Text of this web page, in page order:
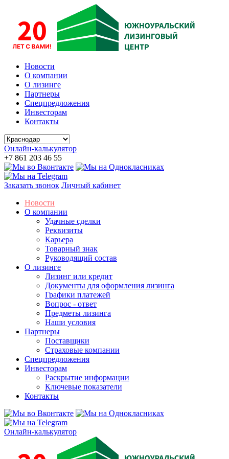
Новости
О компании
О лизинге
Партнеры
Спецпредложения
Инвесторам
Контакты
Онлайн-калькулятор
+7 861 203 46 55
Заказать звонок Личный кабинет
Новости
О компании
Удачные сделки
Реквизиты
Карьера
Товарный знак
Руководящий состав
О лизинге
Лизинг или кредит
Документы для оформления лизинга
Графики платежей
Вопрос - ответ
Предметы лизинга
Наши условия
Партнеры
Поставщики
Страховые компании
Спецпредложения
Инвесторам
Раскрытие информации
Ключевые показатели
Контакты
Онлайн-калькулятор